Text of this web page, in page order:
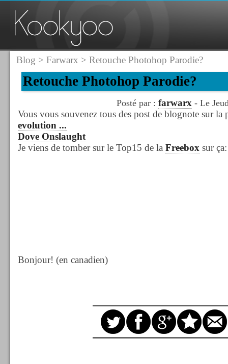
Blog > Farwarx > Retouche Photohop Parodie?
Retouche Photohop Parodie?
Posté par : farwarx- Le
Vous vous souvenez tous des post de blognote sur la
evolution ...
Dove Onslaught
Je viens de tomber sur le Top15 de la Freebox sur ça:
Bonjour! (en canadien)